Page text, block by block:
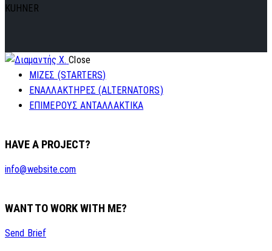
KUHNER
Close
ΜΙΖΕΣ (STARTERS)
ΕΝΑΛΛΑΚΤΗΡΕΣ (ALTERNATORS)
ΕΠΙΜΕΡΟΥΣ ΑΝΤΑΛΛΑΚΤΙΚΑ
HAVE A PROJECT?
info@website.com
WANT TO WORK WITH ME?
Send Brief